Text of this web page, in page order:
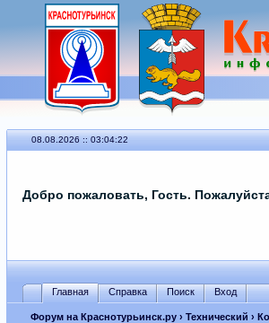
08.08.2026 :: 03:04:22
Добро пожаловать, Гость.
Главная Справка Поиск Вход
Форум на Краснотурьинск.ру› Технический ›